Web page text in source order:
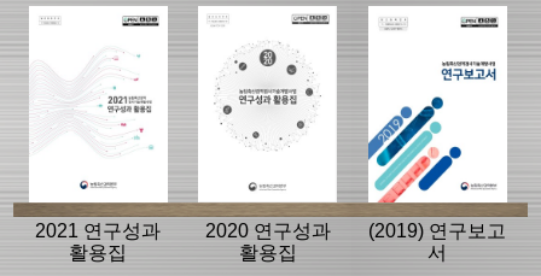
2021 연구성과
활용집
2020 연구성과
활용집
(2019) 연구보고
서